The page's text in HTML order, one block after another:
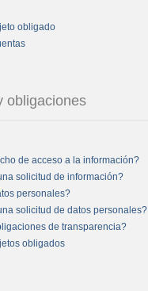
obligado
obligaciones
de acceso a la información?
solicitud de información?
personales?
solicitud de datos personales?
de transparencia?
obligados